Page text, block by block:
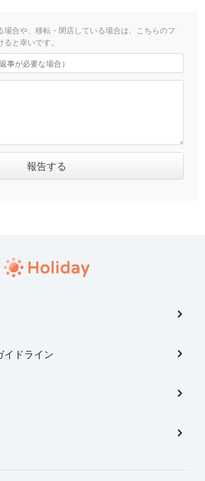
場合や、移転・閉店している場合は、こちらのフ
と幸いです。
イドライン